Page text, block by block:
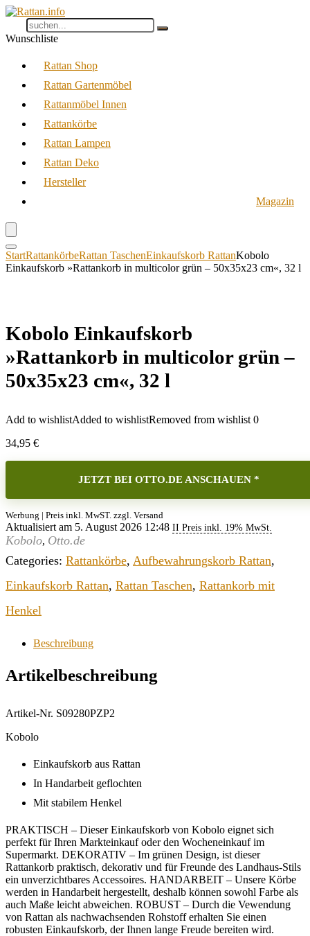
Wunschliste
Rattan Shop
Rattan Gartenmöbel
Rattanmöbel Innen
Rattankörbe
Rattan Lampen
Rattan Deko
Hersteller
Magazin
StartRattankörbeRattan TaschenEinkaufskorb RattanKobolo
Einkaufskorb »Rattankorb in multicolor grün – 50x35x23 cm«, 32 l
Kobolo Einkaufskorb
»Rattankorb in multicolor grün –
50x35x23 cm«, 32 l
Add to wishlistAdded to wishlistRemoved from wishlist 0
34,95 €
JETZT BEI OTTO.DE ANSCHAUEN *
Werbung | Preis inkl. MwST. zzgl. Versand
Aktualisiert am 5. August 2026 12:48 II Preis inkl. 19% MwSt.
Kobolo, Otto.de
Categories: Rattankörbe, Aufbewahrungskorb Rattan,
Einkaufskorb Rattan, Rattan Taschen, Rattankorb mit
Henkel
Beschreibung
Artikelbeschreibung
Artikel-Nr. S09280PZP2
Kobolo
Einkaufskorb aus Rattan
In Handarbeit geflochten
Mit stabilem Henkel
PRAKTISCH – Dieser Einkaufskorb von Kobolo eignet sich
perfekt für Ihren Markteinkauf oder den Wocheneinkauf im
Supermarkt. DEKORATIV – Im grünen Design, ist dieser
Rattankorb praktisch, dekorativ und für Freunde des Landhaus-Stils
ein unverzichtbares Accessoires. HANDARBEIT – Unsere Körbe
werden in Handarbeit hergestellt, deshalb können sowohl Farbe als
auch Maße leicht abweichen. ROBUST – Durch die Vewendung
von Rattan als nachwachsenden Rohstoff erhalten Sie einen
robusten Einkaufskorb, der Ihnen lange Freude bereiten wird.